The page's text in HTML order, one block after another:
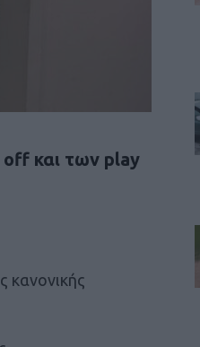
off και των play
κανονικής